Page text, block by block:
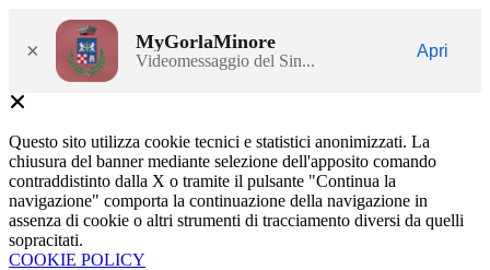
× MyGorlaMinore
Videomessaggio del Sin...
Apri
Questo sito utilizza cookie tecnici e statistici anonimizzati. La
chiusura del banner mediante selezione dell'apposito comando
contraddistinto dalla X o tramite il pulsante "Continua la
navigazione" comporta la continuazione della navigazione in
assenza di cookie o altri strumenti di tracciamento diversi da quelli
sopracitati.
COOKIE POLICY